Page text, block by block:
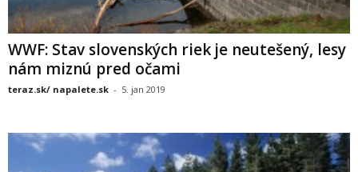
WWF: Stav slovenských riek je neutešený, lesy
nám miznú pred očami
teraz.sk/ napalete.sk - 5. jan 2019